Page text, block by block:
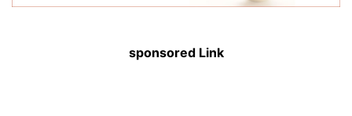
sponsored Link